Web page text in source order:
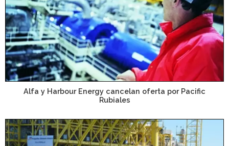
Alfa y Harbour Energy cancelan oferta por Pacific
Rubiales